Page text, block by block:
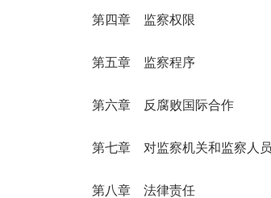
第四章 监察权限
第五章 监察程序
第六章 反腐败国际合作
第七章 对监察机关和监察人员
第八章 法律责任